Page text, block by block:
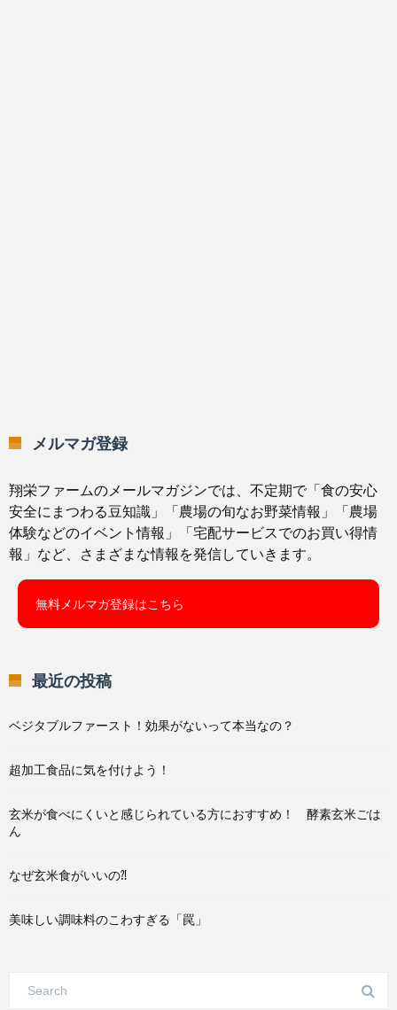
メルマガ登録
翔栄ファームのメールマガジンでは、不定期で「食の安心
安全にまつわる豆知識」「農場の旬なお野菜情報」「農場
体験などのイベント情報」「宅配サービスでのお買い得情
報」など、さまざまな情報を発信していきます。
無料メルマガ登録はこちら
最近の投稿
ベジタブルファースト！効果がないって本当なの？
超加工食品に気を付けよう！
玄米が食べにくいと感じられている方におすすめ！ 酵素玄米ごは
ん
なぜ玄米食がいいの⁈
美味しい調味料のこわすぎる「罠」